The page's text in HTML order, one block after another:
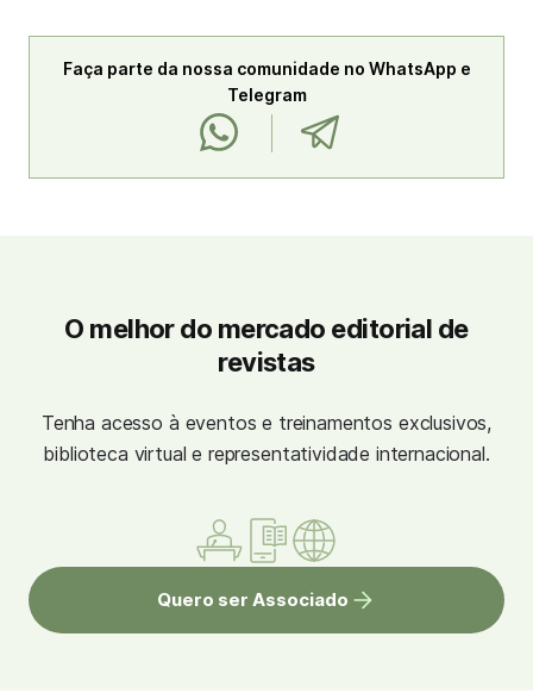
Faça parte da nossa comunidade no WhatsApp e
Telegram
O melhor do mercado editorial de
revistas
Tenha acesso à eventos e treinamentos exclusivos,
biblioteca virtual e representatividade internacional.
Quero ser Associado